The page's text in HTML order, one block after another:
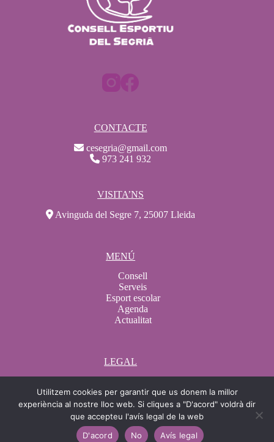
CONTACTE
cesegria@gmail.com
973 241 932
VISITA’NS
Avinguda del Segre 7, 25007 Lleida
MENÚ
Consell
Serveis
Esport escolar
Agenda
Actualitat
LEGAL
Condicions de compra
Condicions de contractació
Política de Cookies
Protecció de dades
Canal ètic
Utilitzem cookies per garantir que us donem la millor
experiència al nostre lloc web. Si cliques a "D'acord" voldrà dir
que accepteu l'avís legal de la web
D'acord
No Avís legal